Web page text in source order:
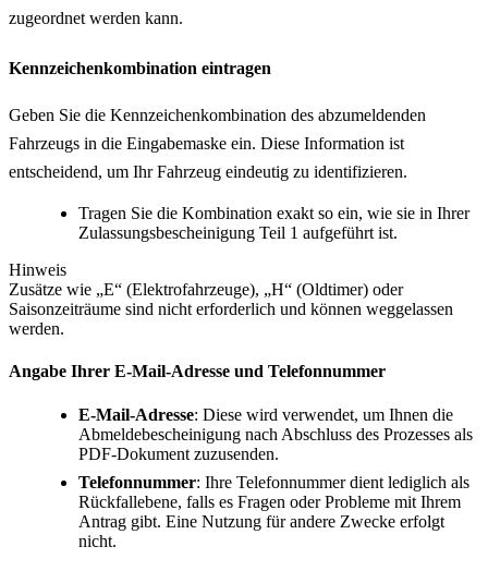
zugeordnet werden kann.
Kennzeichenkombination eintragen
Geben Sie die Kennzeichenkombination des abzumeldenden
Fahrzeugs in die Eingabemaske ein. Diese Information ist
entscheidend, um Ihr Fahrzeug eindeutig zu identifizieren.
Tragen Sie die Kombination exakt so ein, wie sie in Ihrer
Zulassungsbescheinigung Teil 1 aufgeführt ist.
Hinweis
Zusätze wie „E“ (Elektrofahrzeuge), „H“ (Oldtimer) oder
Saisonzeiträume sind nicht erforderlich und können weggelassen
werden.
Angabe Ihrer E-Mail-Adresse und Telefonnummer
E-Mail-Adresse: Diese wird verwendet, um Ihnen die
Abmeldebescheinigung nach Abschluss des Prozesses als
PDF-Dokument zuzusenden.
Telefonnummer: Ihre Telefonnummer dient lediglich als
Rückfallebene, falls es Fragen oder Probleme mit Ihrem
Antrag gibt. Eine Nutzung für andere Zwecke erfolgt
nicht.